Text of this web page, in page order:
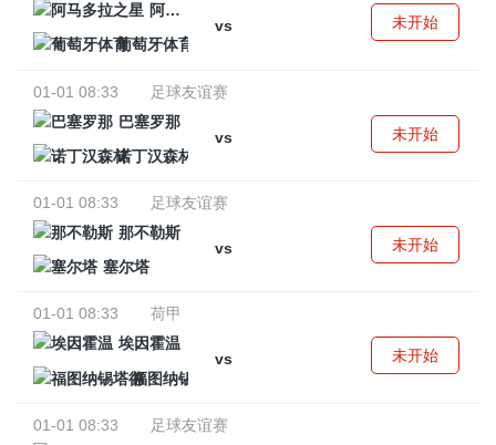
阿马多拉之星
vs
葡萄牙体育
未开始
01-01 08:33
足球友谊赛
巴塞罗那
vs
诺丁汉森林
未开始
01-01 08:33
足球友谊赛
那不勒斯
vs
塞尔塔
未开始
01-01 08:33
荷甲
埃因霍温
vs
福图纳锡塔德
未开始
01-01 08:33
足球友谊赛